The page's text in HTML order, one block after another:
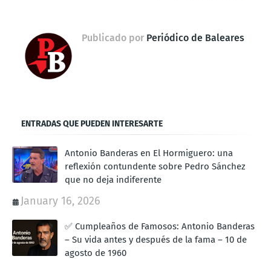
Publicado por Periódico de Baleares
ENTRADAS QUE PUEDEN INTERESARTE
Antonio Banderas en El Hormiguero: una
reflexión contundente sobre Pedro Sánchez
que no deja indiferente
January 16, 2026
✅ Cumpleaños de Famosos: Antonio Banderas
– Su vida antes y después de la fama – 10 de
agosto de 1960